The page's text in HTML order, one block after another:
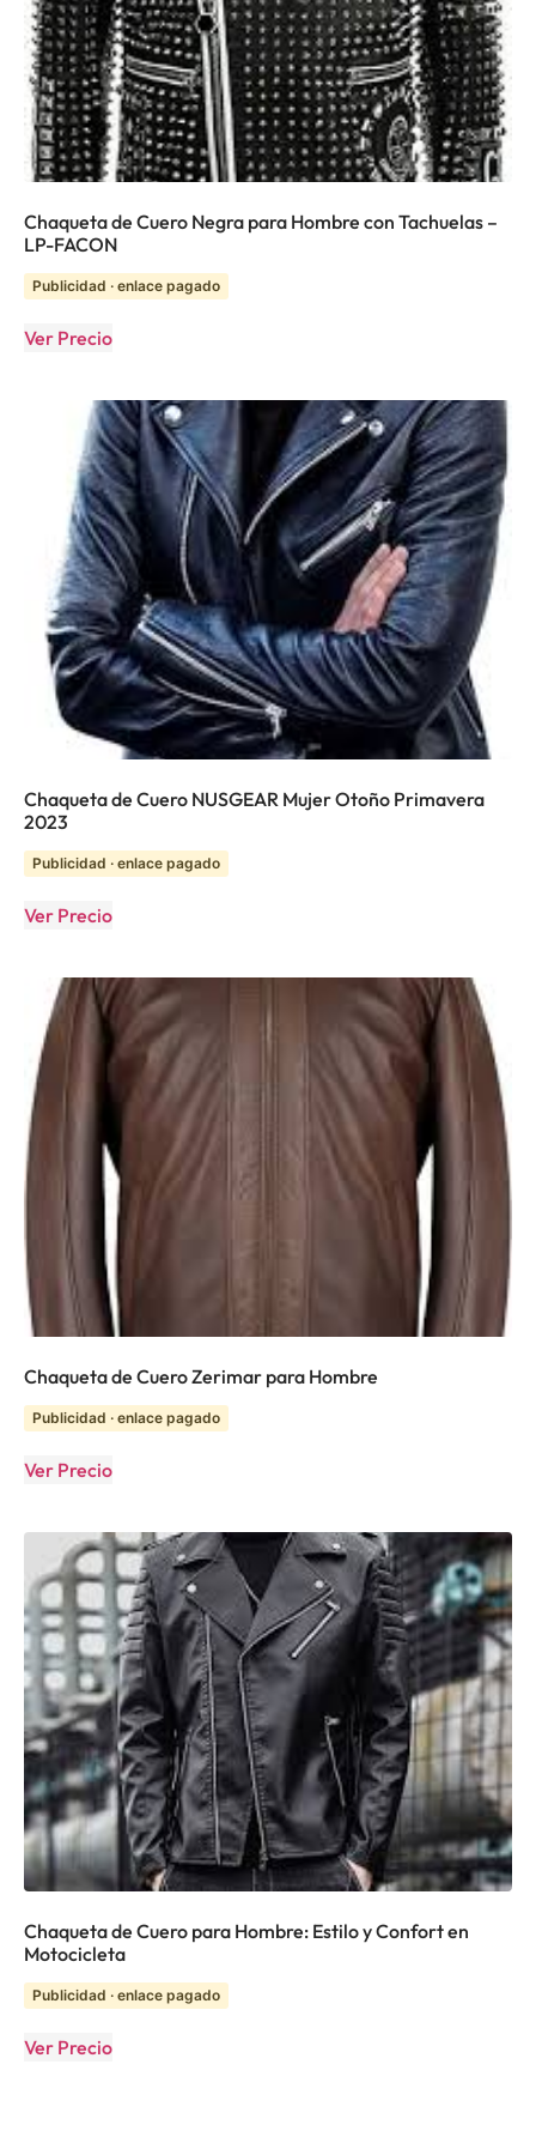
Chaqueta de Cuero Negra para Hombre con Tachuelas –
LP-FACON
Publicidad · enlace pagado
Ver Precio
Chaqueta de Cuero NUSGEAR Mujer Otoño Primavera
2023
Publicidad · enlace pagado
Ver Precio
Chaqueta de Cuero Zerimar para Hombre
Publicidad · enlace pagado
Ver Precio
Chaqueta de Cuero para Hombre: Estilo y Confort en
Motocicleta
Publicidad · enlace pagado
Ver Precio